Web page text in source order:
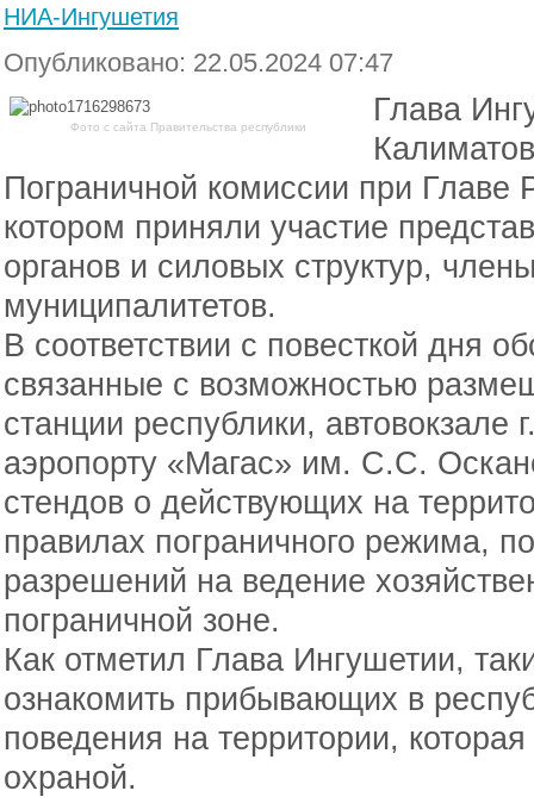
НИА-Ингушетия
Опубликовано: 22.05.2024 07:47
Фото с сайта Правительства республики
Глава
Пограничной комиссии при Главе
котором приняли участие
органов и силовых структур,
муниципалитетов.
В соответствии с повесткой дня
связанные с возможностью
станции республики,
аэропорту «Магас» им. С.С.
стендов о действующих на
правилах пограничного режима,
разрешений на ведение
пограничной зоне.
Как отметил Глава Ингушетии,
ознакомить прибывающих в
поведения на территории,
охраной.